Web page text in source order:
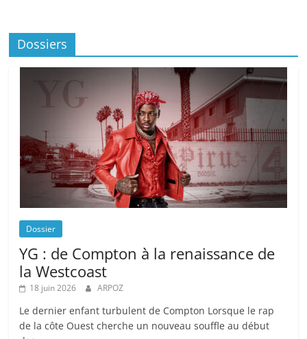
Dossiers
Dossier
YG : de Compton à la renaissance de
la Westcoast
18 juin 2026 ARPOZ
Le dernier enfant turbulent de Compton Lorsque le rap
de la côte Ouest cherche un nouveau souffle au début